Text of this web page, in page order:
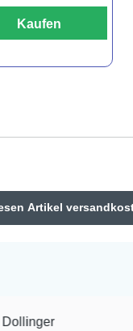
Kaufen
Artikel